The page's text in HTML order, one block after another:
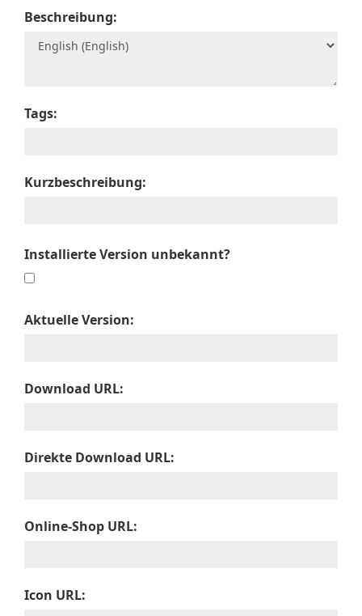
Beschreibung:
Tags:
Kurzbeschreibung:
Installierte Version unbekannt?
Aktuelle Version:
Download URL:
Direkte Download URL:
Online-Shop URL:
Icon URL: